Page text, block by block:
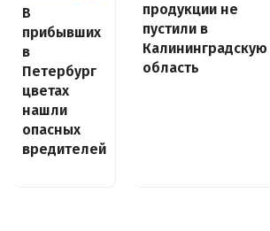
В
прибывших
в
Петербург
цветах
нашли
опасных
вредителей
продукции не
пустили в
Калининградскую
область